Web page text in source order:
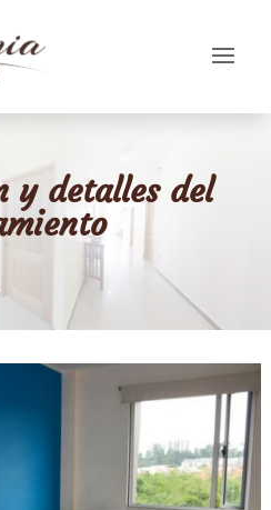
y detalles del